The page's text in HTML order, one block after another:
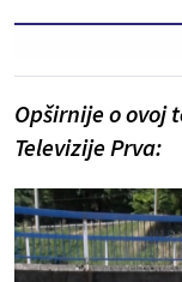
Opširnije o ovoj
Televizije Prva: